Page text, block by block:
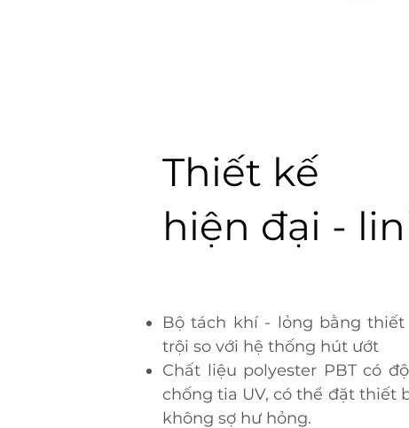
Thiết kế
hiện đại -
Bộ tách khí - lỏng bằng
trội so với hệ thống hút ướt
Chất liệu polyester PBT có
chống tia UV, có thể đặt thiết
không sợ hư hỏng.